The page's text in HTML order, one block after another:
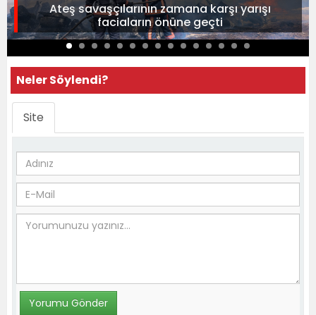
Ateş savaşçılarının zamana karşı yarışı
faciaların önüne geçti
Neler Söylendi?
Site